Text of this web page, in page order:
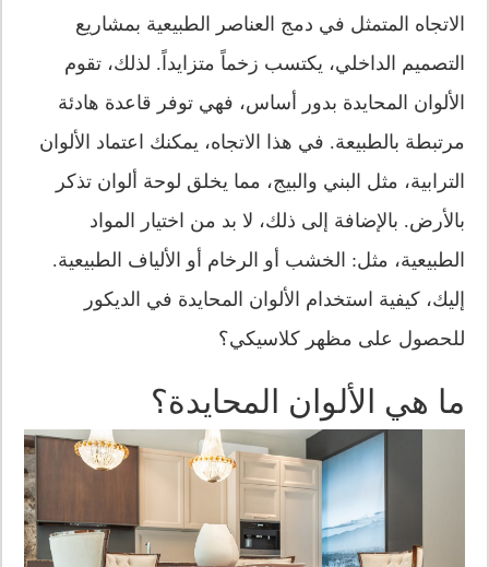
الاتجاه المتمثل في دمج العناصر الطبيعية بمشاريع
التصميم الداخلي، يكتسب زخماً متزايداً. لذلك، تقوم
الألوان المحايدة بدور أساس، فهي توفر قاعدة هادئة
مرتبطة بالطبيعة. في هذا الاتجاه، يمكنك اعتماد الألوان
الترابية، مثل البني والبيج، مما يخلق لوحة ألوان تذكر
بالأرض. بالإضافة إلى ذلك، لا بد من اختيار المواد
الطبيعية، مثل: الخشب أو الرخام أو الألياف الطبيعية.
إليك، كيفية استخدام الألوان المحايدة في الديكور
للحصول على مظهر كلاسيكي؟
ما هي الألوان المحايدة؟